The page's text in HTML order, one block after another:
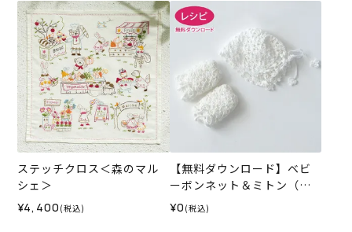
ステッチクロス＜森のマル
シェ＞
¥4,400 (税込)
【無料ダウンロード】ベビ
ーボンネット＆ミトン（レ
シピ）
¥0 (税込)